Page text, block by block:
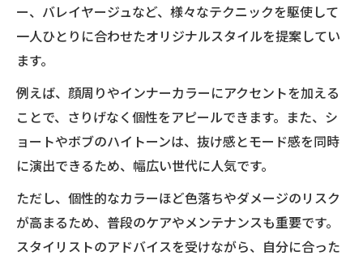
ー、バレイヤージュなど、様々なテクニックを駆使して
一人ひとりに合わせたオリジナルスタイルを提案してい
ます。
例えば、顔周りやインナーカラーにアクセントを加える
ことで、さりげなく個性をアピールできます。また、シ
ョートやボブのハイトーンは、抜け感とモード感を同時
に演出できるため、幅広い世代に人気です。
ただし、個性的なカラーほど色落ちやダメージのリスク
が高まるため、普段のケアやメンテナンスも重要です。
スタイリストのアドバイスを受けながら、自分に合った